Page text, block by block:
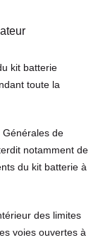
kit batterie
toute la
de
notamment de
du kit batterie à
des limites
voies ouvertes à